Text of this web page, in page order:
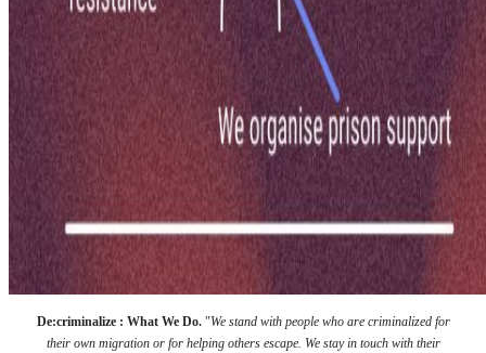
De:criminalize : What We Do."We stand with people who are criminalized for
their own migration or for helping others escape. We stay in touch with their